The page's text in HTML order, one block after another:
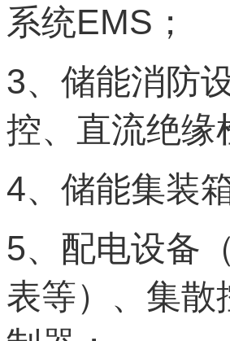
系统EMS ；
3、储能消防
控、直流绝缘
4、储能集装
5、配电设备
表等）、集散